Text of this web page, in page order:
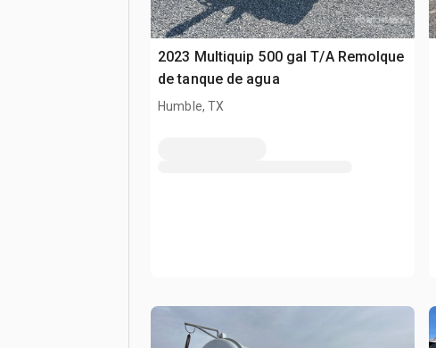
2023 Multiquip 500 gal T/A Remolque
de tanque de agua
Humble, TX